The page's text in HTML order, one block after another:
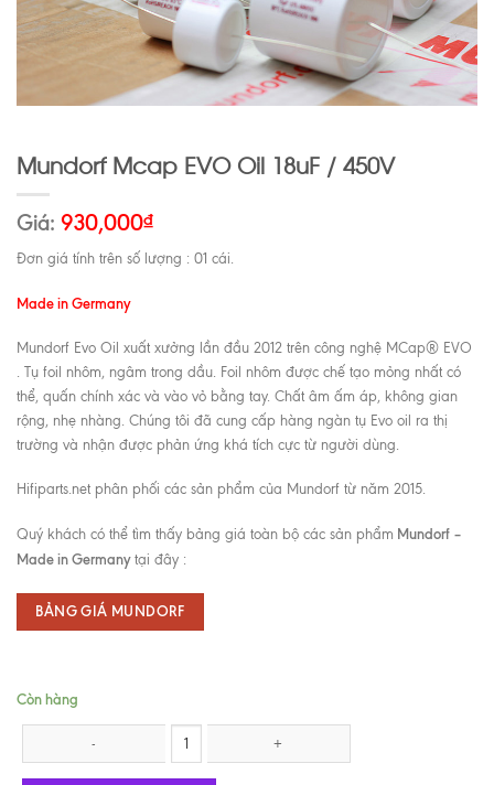
Mundorf Mcap EVO Oil 18uF / 450V
Giá: 930,000₫
Đơn giá tính trên số lượng : 01 cái.
Made in Germany
Mundorf Evo Oil xuất xưởng lần đầu 2012 trên công nghệ MCap® EVO
. Tụ foil nhôm, ngâm trong dầu. Foil nhôm được chế tạo mỏng nhất có
thể, quấn chính xác và vào vỏ bằng tay. Chất âm ấm áp, không gian
rộng, nhẹ nhàng. Chúng tôi đã cung cấp hàng ngàn tụ Evo oil ra thị
trường và nhận được phản ứng khá tích cực từ người dùng.
Hifiparts.net phân phối các sản phẩm của Mundorf từ năm 2015.
Quý khách có thể tìm thấy bảng giá toàn bộ các sản phẩm Mundorf –
Made in Germanytại đây :
BẢNG GIÁ MUNDORF
Còn hàng
Mundorf Mcap EVO Oil 18uF / 450V số lượng